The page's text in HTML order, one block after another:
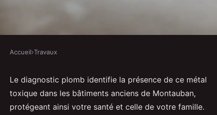
Diagnostic plomb : protégez
votre santé à Montauban
Accueil›Travaux
Le diagnostic plomb identifie la présence de ce métal
toxique dans les bâtiments anciens de Montauban,
protégeant ainsi votre santé et celle de votre famille.